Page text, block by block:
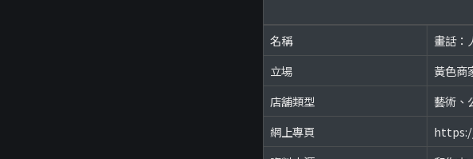
名稱
畫話：
立場
黃色商
店舖類型
藝術、
網上專頁